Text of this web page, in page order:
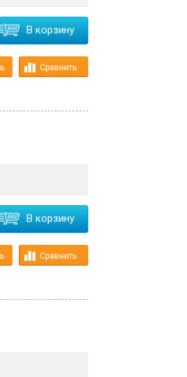
В корзину
Сравнить
В корзину
Сравнить